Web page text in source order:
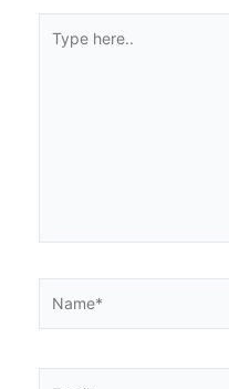
here..